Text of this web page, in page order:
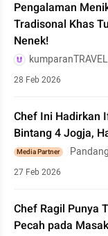
Pengalaman
Tradisonal Khas
Nenek!
kumparanTRAVEL
28 Feb 2026
Chef Ini Hadirkan
Bintang 4 Jogja,
Media Partner
27 Feb 2026
Chef Ragil Punya
Pecah pada